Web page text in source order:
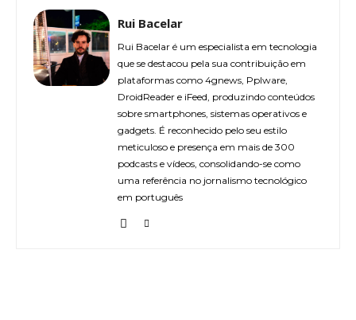
Rui Bacelar
Rui Bacelar é um especialista em tecnologia
que se destacou pela sua contribuição em
plataformas como 4gnews, Pplware,
DroidReader e iFeed, produzindo conteúdos
sobre smartphones, sistemas operativos e
gadgets. É reconhecido pelo seu estilo
meticuloso e presença em mais de 300
podcasts e vídeos, consolidando-se como
uma referência no jornalismo tecnológico
em português